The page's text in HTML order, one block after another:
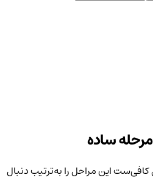
این مراحل را به‌ترتیب دنبال